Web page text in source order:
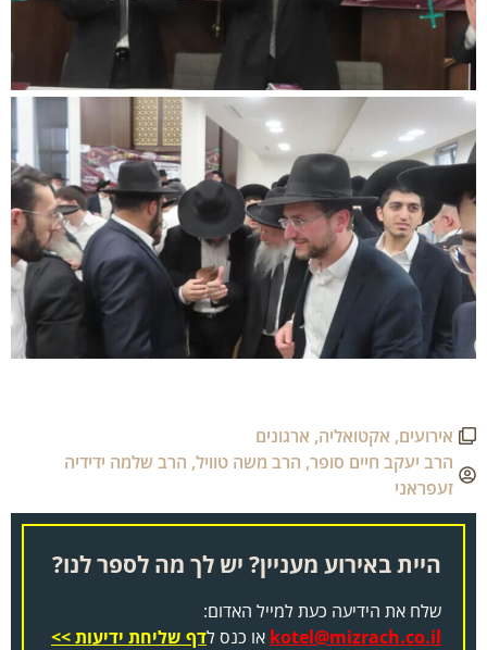
אירועים,אקטואליה,ארגונים
הרב יעקב חיים סופר,הרב משה טוויל,הרב שלמה ידידיה
זעפראני
היית באירוע מעניין? יש לך מה לספר לנו?
שלח את הידיעה כעת למייל האדום:
kotel@mizrach.co.ilאו כנס לדף שליחת ידיעות >>